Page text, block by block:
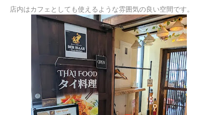
店内はカフェとしても使えるような雰囲気の良い空間です。